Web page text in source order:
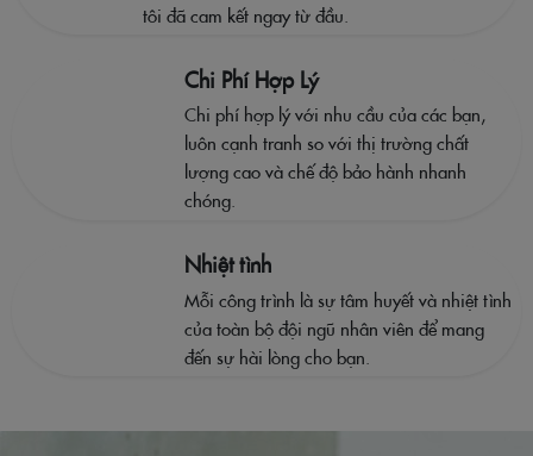
tôi đã cam kết ngay từ đầu.
Chi Phí Hợp Lý
Chi phí hợp lý với nhu cầu của các bạn,
luôn cạnh tranh so với thị trường chất
lượng cao và chế độ bảo hành nhanh
chóng.
Nhiệt tình
Mỗi công trình là sự tâm huyết và nhiệt tình
của toàn bộ đội ngũ nhân viên để mang
đến sự hài lòng cho bạn.